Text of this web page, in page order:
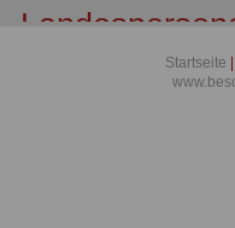
Anhalt: § 1Startseite